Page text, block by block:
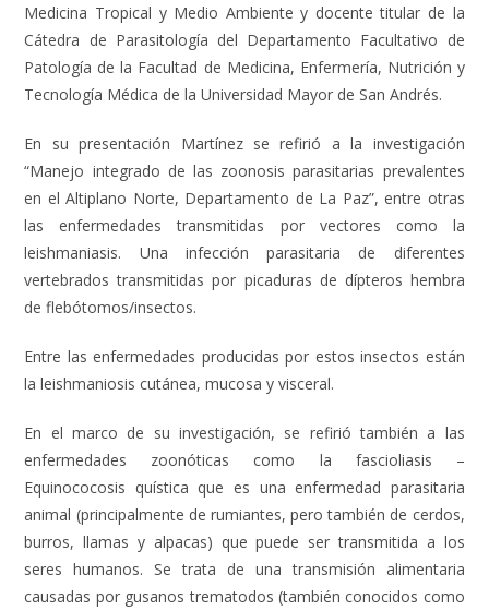
Medicina Tropical y Medio Ambiente y docente titular de la
Cátedra de Parasitología del Departamento Facultativo de
Patología de la Facultad de Medicina, Enfermería, Nutrición y
Tecnología Médica de la Universidad Mayor de San Andrés.
En su presentación Martínez se refirió a la investigación
“Manejo integrado de las zoonosis parasitarias prevalentes
en el Altiplano Norte, Departamento de La Paz”, entre otras
las enfermedades transmitidas por vectores como la
leishmaniasis. Una infección parasitaria de diferentes
vertebrados transmitidas por picaduras de dípteros hembra
de flebótomos/insectos.
Entre las enfermedades producidas por estos insectos están
la leishmaniosis cutánea, mucosa y visceral.
En el marco de su investigación, se refirió también a las
enfermedades zoonóticas como la fascioliasis –
Equinococosis quística que es una enfermedad parasitaria
animal (principalmente de rumiantes, pero también de cerdos,
burros, llamas y alpacas) que puede ser transmitida a los
seres humanos. Se trata de una transmisión alimentaria
causadas por gusanos trematodos (también conocidos como